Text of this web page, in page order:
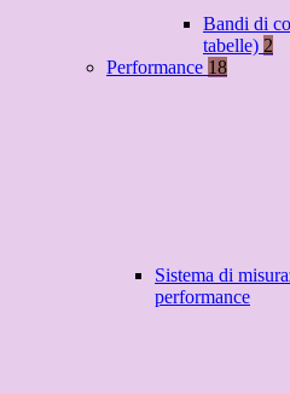
Bandi di
tabelle) 2
Performance 18
Sistema di
performance